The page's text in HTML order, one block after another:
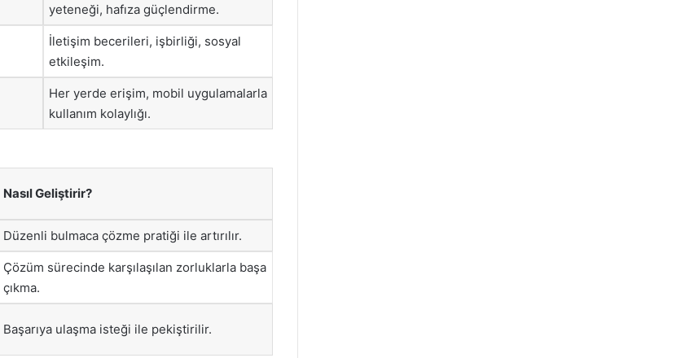
yeteneği, hafıza güçlendirme.
İletişim becerileri, işbirliği, sosyal
etkileşim.
Her yerde erişim, mobil uygulamalarla
kullanım kolaylığı.
Nasıl Geliştirir?
Düzenli bulmaca çözme pratiği ile artırılır.
Çözüm sürecinde karşılaşılan zorluklarla başa
çıkma.
Başarıya ulaşma isteği ile pekiştirilir.